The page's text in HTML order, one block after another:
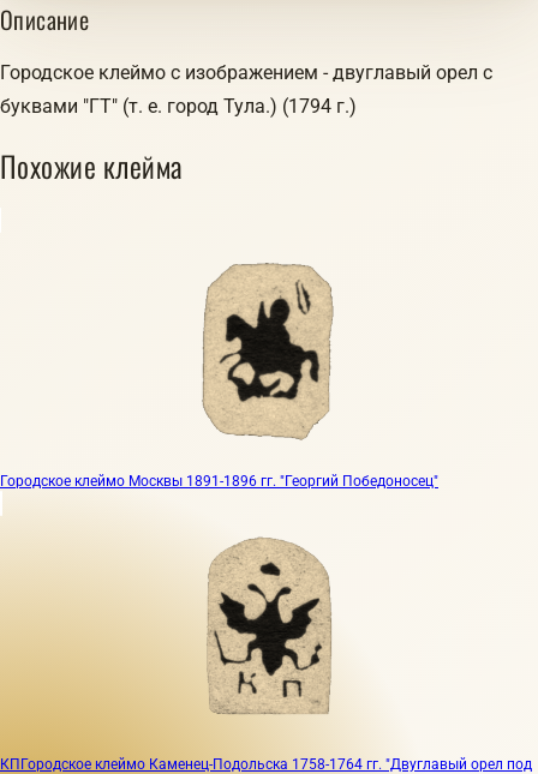
Описание
Городское клеймо с изображением - двуглавый орел с
буквами "ГТ" (т. е. город Тула.) (1794 г.)
Похожие клейма
Городское клеймо Москвы 1891-1896 гг. "Георгий Победоносец"
КПГородское клеймо Каменец-Подольска 1758-1764 гг. "Двуглавый орел под